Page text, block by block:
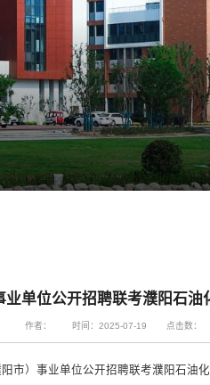
业单位公开招聘联考濮阳石
作者： 时间：2025-07-19 点击数：
市）事业单位公开招聘联考濮阳石油